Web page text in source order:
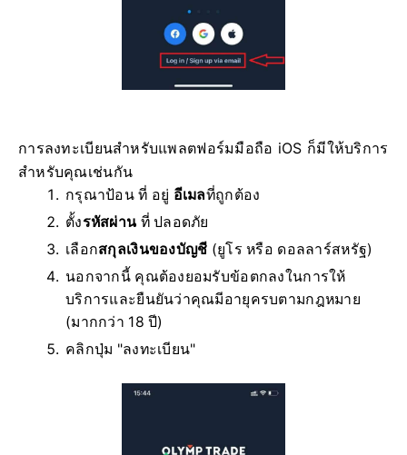
การลงทะเบียนสำหรับแพลตฟอร์มมือถือ iOS ก็มีให้บริการ
สำหรับคุณเช่นกัน
กรุณาป้อน ที่ อยู่ อีเมลที่ถูกต้อง
ตั้งรหัสผ่าน ที่ ปลอดภัย
เลือกสกุลเงินของบัญชี (ยูโร หรือ ดอลลาร์สหรัฐ)
นอกจากนี้ คุณต้องยอมรับข้อตกลงในการให้
บริการและยืนยันว่าคุณมีอายุครบตามกฎหมาย
(มากกว่า 18 ปี)
คลิกปุ่ม "ลงทะเบียน"